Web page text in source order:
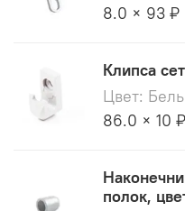
8.0 × 93 ₽
Клипса
Цвет:
86.0 × 10 ₽
полок,